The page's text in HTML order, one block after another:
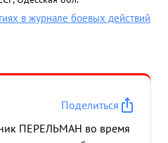
в журнале боевых действий
Поделиться
ПЕРЕЛЬМАН во время